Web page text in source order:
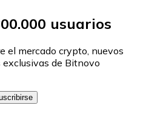
usuarios
el mercado crypto, nuevos
de Bitnovo